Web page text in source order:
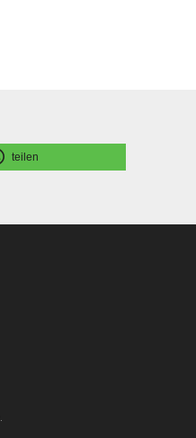
teilen